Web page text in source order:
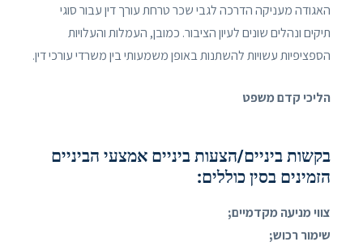
האגודה מעניקה הדרכה לגבי שכר טרחת עורך דין עבור סוגי
תיקים ונהלים שונים לעיון הציבור. כמובן, העמלות והעלויות
הספציפיות עשויות להשתנות באופן משמעותי בין משרדי עורכי דין.
הליכי קדם משפט
בקשות ביניים/הצעות ביניים אמצעי הביניים
הזמינים בסין כוללים:
צווי מניעה מקדמיים;
שימור רכוש;